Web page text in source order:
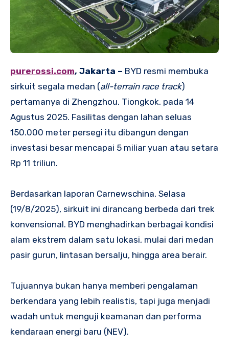
purerossi.com, Jakarta – BYD resmi membuka
sirkuit segala medan (all-terrain race track)
pertamanya di Zhengzhou, Tiongkok, pada 14
Agustus 2025. Fasilitas dengan lahan seluas
150.000 meter persegi itu dibangun dengan
investasi besar mencapai 5 miliar yuan atau setara
Rp 11 triliun.
Berdasarkan laporan Carnewschina, Selasa
(19/8/2025), sirkuit ini dirancang berbeda dari trek
konvensional. BYD menghadirkan berbagai kondisi
alam ekstrem dalam satu lokasi, mulai dari medan
pasir gurun, lintasan bersalju, hingga area berair.
Tujuannya bukan hanya memberi pengalaman
berkendara yang lebih realistis, tapi juga menjadi
wadah untuk menguji keamanan dan performa
kendaraan energi baru (NEV).